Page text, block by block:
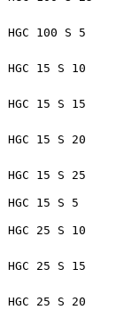
HGC 100 S 5
HGC 15 S 10
HGC 15 S 15
HGC 15 S 20
HGC 15 S 25
HGC 15 S 5
HGC 25 S 10
HGC 25 S 15
HGC 25 S 20